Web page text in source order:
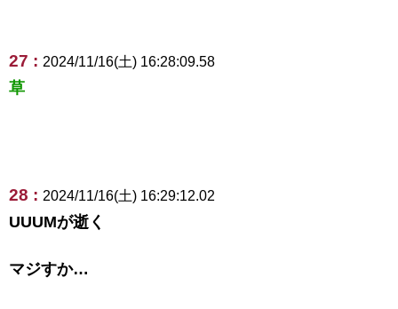
27 : 2024/11/16(土) 16:28:09.58
草
28 : 2024/11/16(土) 16:29:12.02
UUUMが逝く
マジすか…